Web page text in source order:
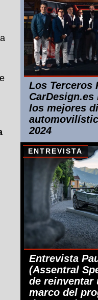
Los Terceros
CarDesign.es
los mejores
2024
ENTREVISTA
Entrevista
(Assentral
de reinventar
marco del